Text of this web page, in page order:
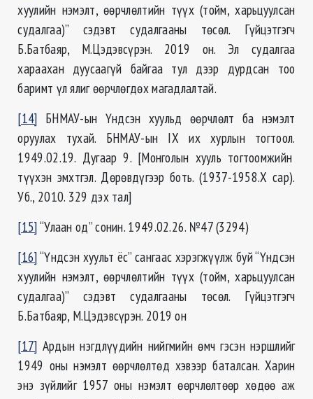
хуулийн нэмэлт, өөрчлөлтийн түүх (тойм, харьцуулсан
судалгаа)” сэдэвт судалгааны төсөл. Гүйцэтгэгч
Б.Батбаяр, М.Цэдэвсүрэн. 2019 он. Эл судалгаа
хараахан дуусаагүй байгаа тул дээр дурдсан тоо
баримт үл ялиг өөрчлөгдөх магадлалтай.
[14] БНМАУ-ын Үндсэн хуульд өөрчлөлт ба нэмэлт
оруулах тухай. БНМАУ-ын IX их хурлын тогтоол.
1949.02.19. Дугаар 9. [Монголын хууль тогтоомжийн
түүхэн эмхтгэл. Дөрөвдүгээр боть. (1937-1958.Х сар).
Уб., 2010. 329 дэх тал]
[15]“Улаан од” сонин. 1949.02.26. №47 (3294)
[16]“Үндсэн хуульт ёс” сангаас хэрэгжүүлж буй “Үндсэн
хуулийн нэмэлт, өөрчлөлтийн түүх (тойм, харьцуулсан
судалгаа)” сэдэвт судалгааны төсөл. Гүйцэтгэгч
Б.Батбаяр, М.Цэдэвсүрэн. 2019 он
[17] Ардын нэгдлүүдийн нийгмийн өмч гэсэн нэршлийг
1949 оны нэмэлт өөрчлөлтөд хэвээр баталсан. Харин
энэ зүйлийг 1957 оны нэмэлт өөрчлөлтөөр хөдөө аж